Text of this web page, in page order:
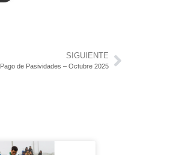
SIGUIENTE
de Pasividades – Octubre 2025